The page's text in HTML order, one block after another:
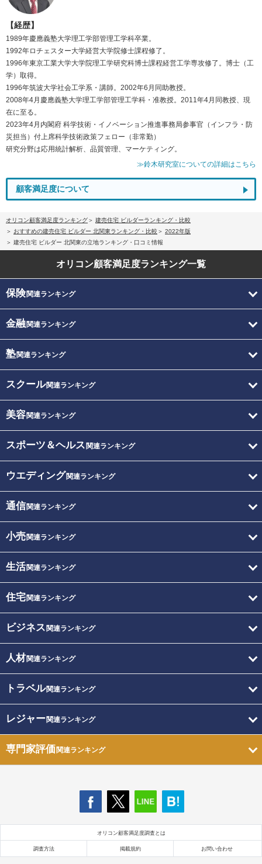
【経歴】
1989年慶應義塾大学理工学部管理工学科卒業。
1992年ロチェスター大学経営大学院修士課程修了。
1996年東京工業大学大学院理工学研究科博士課程経営工学専攻修了。博士（工
学）取得。
1996年筑波大学社会工学系・講師。2002年6月同助教授。
2008年4月慶應義塾大学理工学部管理工学科・准教授。2011年4月同教授、現
在に至る。
2023年4月内閣府 科学技術・イノベーション推進事務局参事官（インフラ・防
災担当）付上席科学技術政策フェロー（非常勤）
研究分野は応用統計解析、品質管理、マーケティング。
≫鈴木研究室についての詳細はこちら
顧客満足度について
オリコン顧客満足度ランキング
建売住宅 ビルダーランキング・比較
おすすめの建売住宅 ビルダー 北関東ランキング・比較
2022年版
建売住宅 ビルダー 北関東の立地ランキング・口コミ情報
オリコン顧客満足度ランキング一覧
保険関連ランキング
金融関連ランキング
塾関連ランキング
スクール関連ランキング
美容関連ランキング
スポーツ＆ヘルス 関連ランキング
ウエディング関連ランキング
通信関連ランキング
小売関連ランキング
生活関連ランキング
住宅関連ランキング
ビジネス 関連ランキング
人材関連ランキング
トラベル関連ランキング
レジャー関連ランキング
専門家評価関連ランキング
オリコン顧客満足度調査とは
調査方法 掲載規約 お問い合わせ